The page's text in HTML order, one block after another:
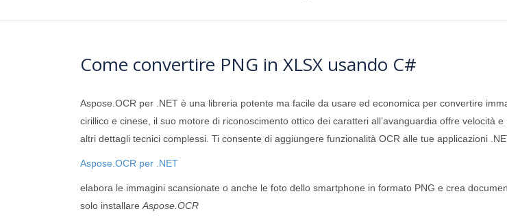
Come convertire PNG in XLSX usando C#
Aspose.OCR per .NET è una libreria potente ma facile da usare ed economica per convertire
cirillico e cinese, il suo motore di riconoscimento ottico dei caratteri all’avanguardia offre velocità
altri dettagli tecnici complessi. Ti consente di aggiungere funzionalità OCR alle tue applicazioni
Aspose.OCR per .NET
elabora le immagini scansionate o anche le foto dello smartphone in formato PNG e crea
solo installare Aspose.OCR